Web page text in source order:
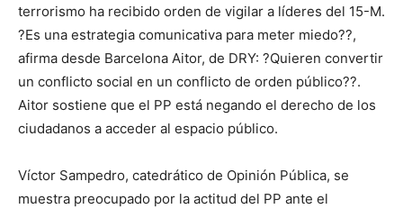
terrorismo ha recibido orden de vigilar a líderes del 15-M.
?Es una estrategia comunicativa para meter miedo??,
afirma desde Barcelona Aitor, de DRY: ?Quieren convertir
un conflicto social en un conflicto de orden público??.
Aitor sostiene que el PP está negando el derecho de los
ciudadanos a acceder al espacio público.
Víctor Sampedro, catedrático de Opinión Pública, se
muestra preocupado por la actitud del PP ante el